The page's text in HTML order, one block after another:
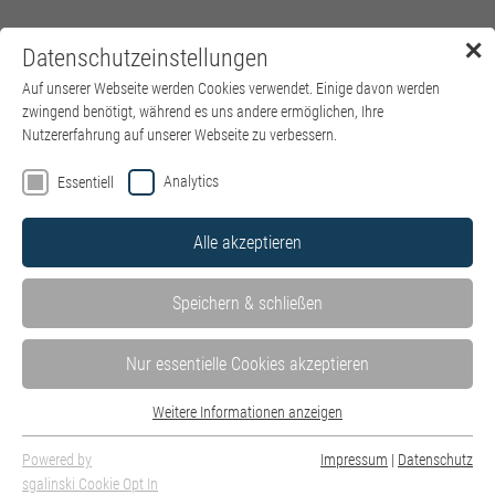
Menü
Neurofeedback-Training
✕
Datenschutzeinstellungen
Auf unserer Webseite werden Cookies verwendet. Einige davon werden
zwingend benötigt, während es uns andere ermöglichen, Ihre
Nutzererfahrung auf unserer Webseite zu verbessern.
Essentiell Analytics
Alle akzeptieren
Speichern & schließen
Nur essentielle Cookies akzeptieren
Essentielle Cookies werden für grundlegende Funktionen der Webseite
benötigt. Dadurch ist gewährleistet, dass die Webseite einwandfrei
Weitere Informationen anzeigen
Powered by
sgalinski Cookie Opt In
Impressum | Datenschutz